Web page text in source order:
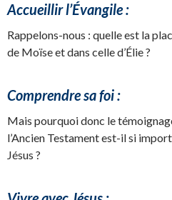
Accueillir l’Évangile :
Rappelons-nous : quelle est la
de Moïse et dans celle d’Élie ?
Comprendre sa foi :
Mais pourquoi donc le
l’Ancien Testament est-il si
Jésus ?